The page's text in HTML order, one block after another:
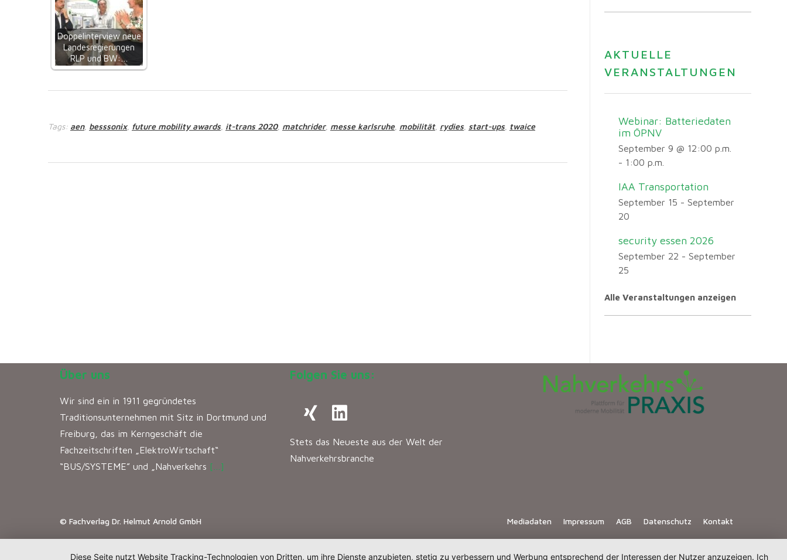
Doppelinterview neue
Landesregierungen
RLP und BW:…
Tags: aen, besssonix, future mobility awards, it-trans 2020, matchrider, messe karlsruhe, mobilität, rydies, start-ups, twaice
AKTUELLE
VERANSTALTUNGEN
Webinar: Batteriedaten
im ÖPNV
September 9 @ 12:00 p.m.
- 1:00 p.m.
IAA Transportation
September 15 - September
20
security essen 2026
September 22 - September
25
Alle Veranstaltungen anzeigen
Über uns
Wir sind ein in 1911 gegründetes
Traditionsunternehmen mit Sitz in Dortmund und
Freiburg, das im Kerngeschäft die
Fachzeitschriften „ElektroWirtschaft“
“BUS/SYSTEME” und „Nahverkehrs […]
Folgen Sie uns:
Stets das Neueste aus der Welt der
Nahverkehrsbranche
© Fachverlag Dr. Helmut Arnold GmbH Mediadaten Impressum AGB Datenschutz Kontakt
Diese Seite nutzt Website Tracking-Technologien von Dritten, um ihre Dienste anzubieten, stetig zu verbessern und Werbung entsprechend der Interessen der Nutzer anzuzeigen. Ich